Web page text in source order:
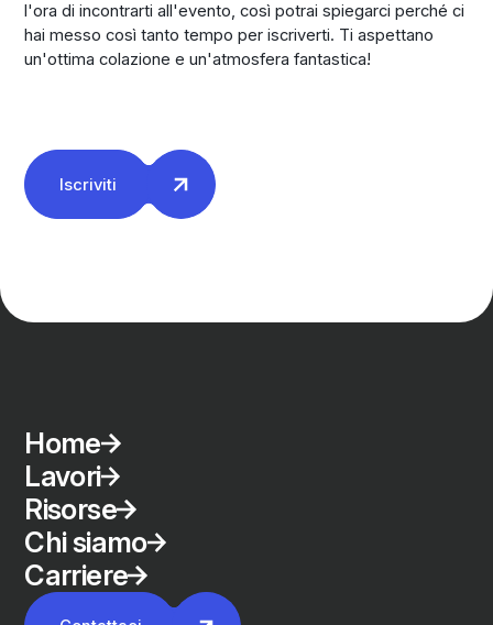
l'ora di incontrarti all'evento, così potrai spiegarci perché ci
hai messo così tanto tempo per iscriverti. Ti aspettano
un'ottima colazione e un'atmosfera fantastica!
Iscriviti
Home
Lavori
Risorse
Chi siamo
Carriere